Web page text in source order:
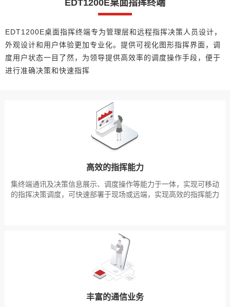
EDT1200E桌面指挥终端
EDT1200E桌面指挥终端专为管理层和远程指挥决策人员设计，
外观设计和用户体验更加专业化。提供可视化图形指挥界面，调
度用户状态一目了然，为领导提供高效率的调度操作手段，便于
进行准确决策和快速指挥
高效的指挥能力
集终端通讯及决策信息展示、调度操作等能力于一体，实现可移动
的指挥决策调度，可快速部署于现场或远端，实现高效的指挥能力
丰富的通信业务